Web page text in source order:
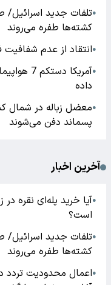
●تلفات جدید اسرائیل/
کشته‌ها طفره می‌روند
●انتقاد از عدم شفافیت
●
آمریکا
داده
●معضل زباله در شمال
پسماند دفن می‌شوند
آخرین اخبار
●آیا خرید پله‌ای نقره
است؟
●تلفات جدید اسرائیل/
کشته‌ها طفره می‌روند
●